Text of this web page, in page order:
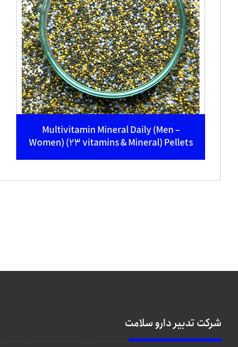
Multivitamin Mineral Daily (Men –
Women) (23 vitamins & Mineral) Pellets
شرکت تدبیر دارو سلامت